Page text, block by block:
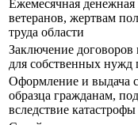
Ежемесячная
ветеранов, жертвам
труда области
Заключение
для собственных нужд
Оформление и выдача
образца гражданам,
вследствие